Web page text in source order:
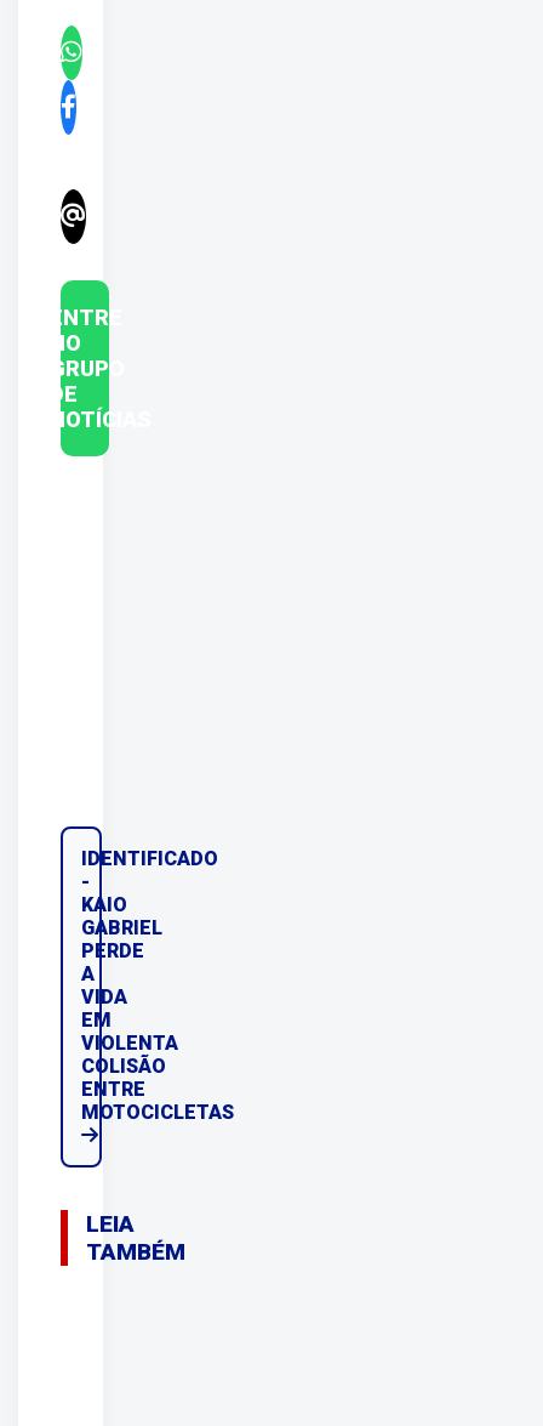
ENTRE
NO
GRUPO
DE
NOTÍCIAS
IDENTIFICADO
-
KAIO
GABRIEL
PERDE
A
VIDA
EM
VIOLENTA
COLISÃO
ENTRE
MOTOCICLETAS
LEIA
TAMBÉM